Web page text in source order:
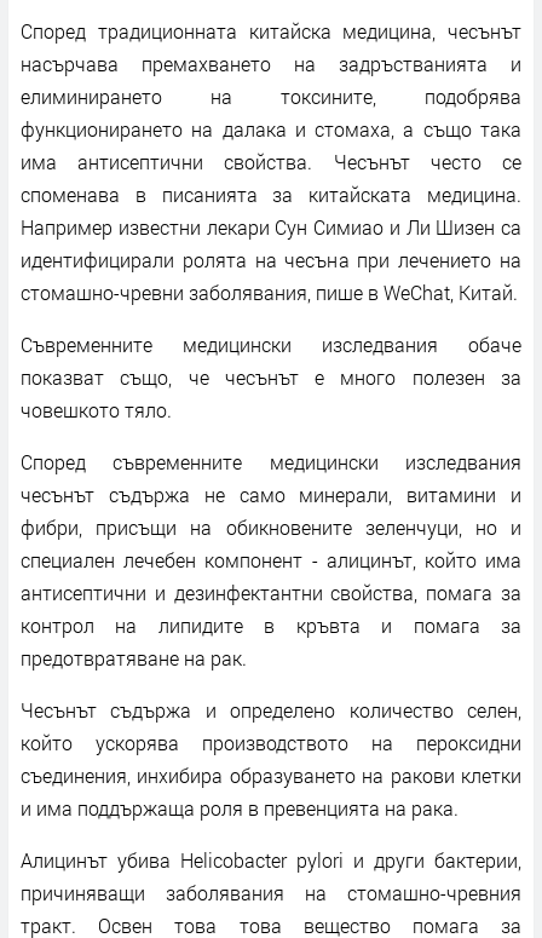
Според традиционната китайска медицина, чесънът
насърчава премахването на задръстванията и
елиминирането на токсините, подобрява
функционирането на далака и стомаха, а също така
има антисептични свойства. Чесънът често се
споменава в писанията за китайската медицина.
Например известни лекари Сун Симиао и Ли Шизен са
идентифицирали ролята на чесъна при лечението на
стомашно-чревни заболявания, пише в WeChat, Китай.
Съвременните медицински изследвания обаче
показват също, че чесънът е много полезен за
човешкото тяло.
Според съвременните медицински изследвания
чесънът съдържа не само минерали, витамини и
фибри, присъщи на обикновените зеленчуци, но и
специален лечебен компонент - алицинът, който има
антисептични и дезинфектантни свойства, помага за
контрол на липидите в кръвта и помага за
предотвратяване на рак.
Чесънът съдържа и определено количество селен,
който ускорява производството на пероксидни
съединения, инхибира образуването на ракови клетки
и има поддържаща роля в превенцията на рака.
Алицинът убива Helicobacter pylori и други бактерии,
причиняващи заболявания на стомашно-чревния
тракт. Освен това това вещество помага за